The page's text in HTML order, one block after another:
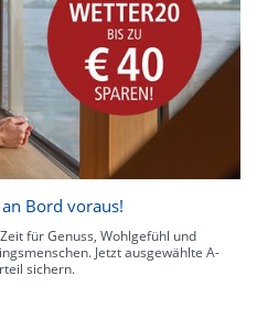
Bord voraus!
für Genuss, Wohlgefühl und
Jetzt ausgewählte A-
sichern.